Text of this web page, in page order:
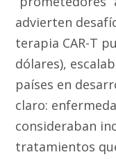
advierten
terapia CAR-T
dólares),
países en
claro:
consideraban
tratamientos